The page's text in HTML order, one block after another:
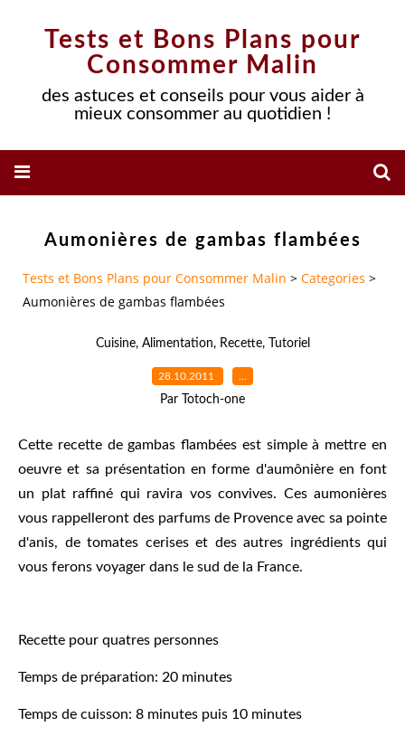
Tests et Bons Plans pour
Consommer Malin
des astuces et conseils pour vous aider à
mieux consommer au quotidien !
Aumonières de gambas flambées
Tests et Bons Plans pour Consommer Malin > Categories >
Aumonières de gambas flambées
Cuisine, Alimentation, Recette, Tutoriel
28.10.2011 …
Par Totoch-one
Cette recette de gambas flambées est simple à mettre en
oeuvre et sa présentation en forme d'aumônière en font
un plat raffiné qui ravira vos convives. Ces aumonières
vous rappelleront des parfums de Provence avec sa pointe
d'anis, de tomates cerises et des autres ingrédients qui
vous ferons voyager dans le sud de la France.
Recette pour quatres personnes
Temps de préparation: 20 minutes
Temps de cuisson: 8 minutes puis 10 minutes